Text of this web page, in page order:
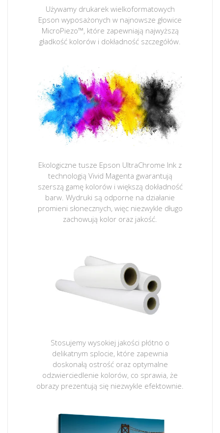
Używamy drukarek wielkoformatowych
Epson wyposażonych w najnowsze głowice
MicroPiezo™, które zapewniają najwyższą
gładkość kolorów i dokładność szczegółów.
Ekologiczne tusze Epson UltraChrome Ink z
technologią Vivid Magenta gwarantują
szerszą gamę kolorów i większą dokładność
barw. Wydruki są odporne na działanie
promieni słonecznych, więc niezwykle długo
zachowują kolor oraz jakość.
Stosujemy wysokiej jakości płótno o
delikatnym splocie, które zapewnia
doskonałą ostrość oraz optymalne
odzwierciedlenie kolorów, co sprawia, że
obrazy prezentują się niezwykle efektownie.